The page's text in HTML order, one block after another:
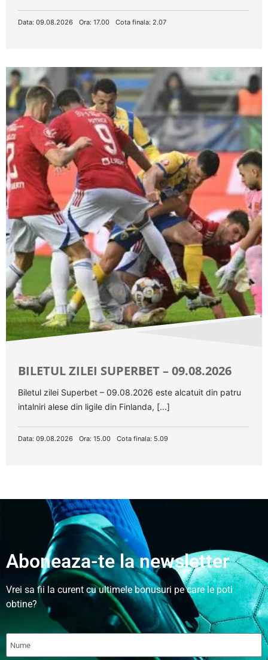
Data: 09.08.2026 Ora: 17.00 Cota finala: 2.07
BILETUL ZILEI SUPERBET – 09.08.2026
Biletul zilei Superbet – 09.08.2026 este alcatuit din patru
intalniri alese din ligile din Finlanda, [...]
Data: 09.08.2026 Ora: 15.00 Cota finala: 5.09
Aboneaza-te la newsletter
Vrei sa fii la curent cu ultimele bonusuri pe care le poti
obtine?